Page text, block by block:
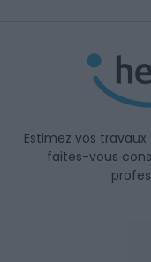
Estimez vos
faites-vous